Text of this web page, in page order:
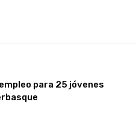
para 25 jóvenes